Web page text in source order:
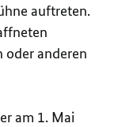
auftreten.
oder anderen
am 1. Mai